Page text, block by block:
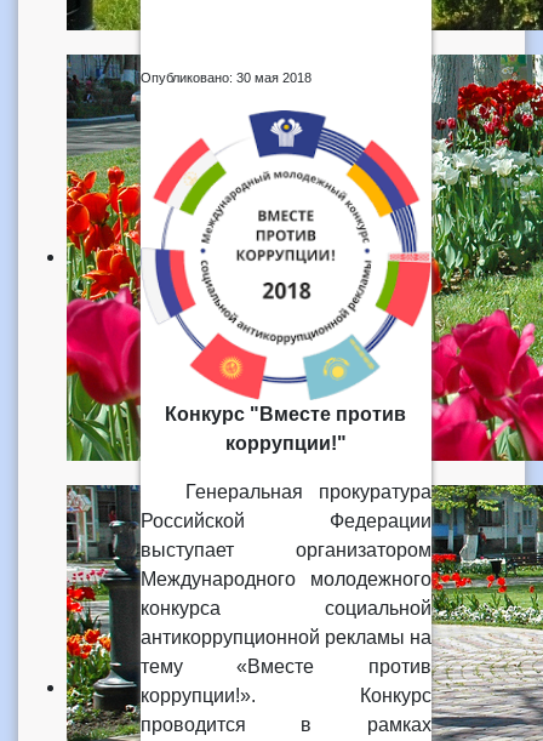
Опубликовано: 30 мая 2018
Конкурс "Вместе против
коррупции!"
Генеральная прокуратура
Российской Федерации
выступает организатором
Международного молодежного
конкурса социальной
антикоррупционной рекламы на
тему «Вместе против
коррупции!». Конкурс
проводится в рамках